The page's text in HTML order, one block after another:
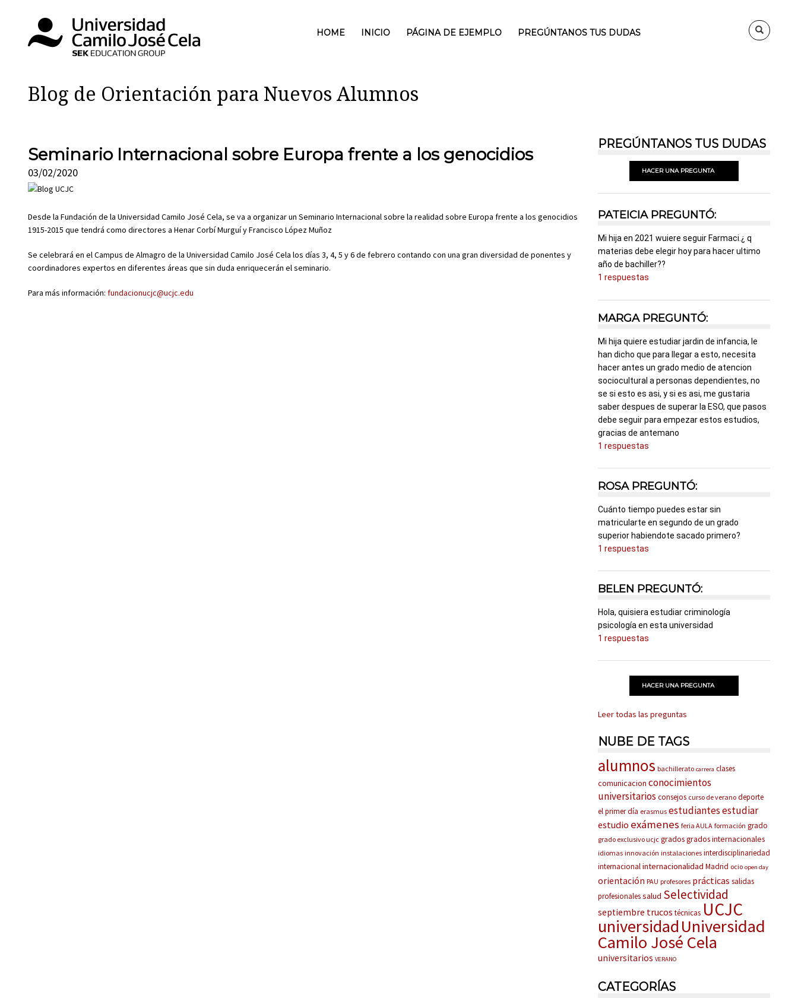
HOME INICIO PÁGINA DE EJEMPLO PREGÚNTANOS TUS DUDAS
Blog de Orientación para Nuevos Alumnos
Seminario Internacional sobre Europa frente a los genocidios
03/02/2020
Desde la Fundación de la Universidad Camilo José Cela, se va a organizar un Seminario Internacional sobre la realidad sobre Europa frente a los genocidios
1915-2015 que tendrá como directores a Henar Corbí Murguí y Francisco López Muñoz
Se celebrará en el Campus de Almagro de la Universidad Camilo José Cela los días 3, 4, 5 y 6 de febrero contando con una gran diversidad de ponentes y
coordinadores expertos en diferentes áreas que sin duda enriquecerán el seminario.
Para más información: fundacionucjc@ucjc.edu
PREGÚNTANOS TUS DUDAS
HACER UNA PREGUNTA
PATEICIA PREGUNTÓ:
Mi hija en 2021 wuiere seguir Farmaci.¿ q
materias debe elegir hoy para hacer ultimo
año de bachiller??
1 respuestas
MARGA PREGUNTÓ:
Mi hija quiere estudiar jardin de infancia, le
han dicho que para llegar a esto, necesita
hacer antes un grado medio de atencion
sociocultural a personas dependientes, no
se si esto es asi, y si es asi, me gustaria
saber despues de superar la ESO, que pasos
debe seguir para empezar estos estudios,
gracias de antemano
1 respuestas
ROSA PREGUNTÓ:
Cuánto tiempo puedes estar sin
matricularte en segundo de un grado
superior habiendote sacado primero?
1 respuestas
BELEN PREGUNTÓ:
Hola, quisiera estudiar criminología
psicología en esta universidad
1 respuestas
HACER UNA PREGUNTA
Leer todas las preguntas
NUBE DE TAGS
alumnos bachillerato carrera clases
comunicacion conocimientos
universitariosconsejos curso de verano deporte
el primer día erasmus estudiantesestudiar
estudio exámenes feria AULA formación grado
grado exclusivo ucjc gradosgrados internacionales
idiomas innovación instalaciones interdisciplinariedad
internacionalinternacionalidad Madrid ocio open day
orientación PAU profesores prácticas salidas
profesionalessalud Selectividad
septiembre trucos técnicas UCJC
universidadUniversidad
Camilo José Cela
universitarios VERANO
CATEGORÍAS